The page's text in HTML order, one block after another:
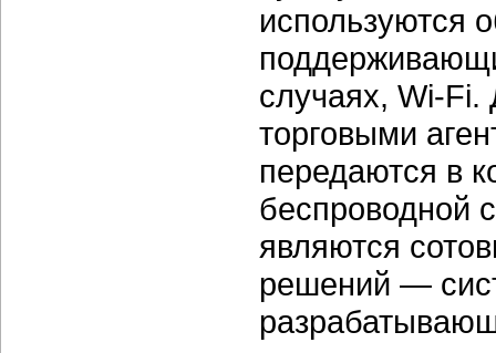
используются
случаях, Wi-Fi.
торговыми
передаются в
беспроводной
являются
решений —